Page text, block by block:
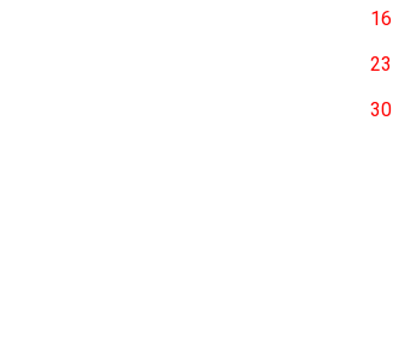
16
23
30